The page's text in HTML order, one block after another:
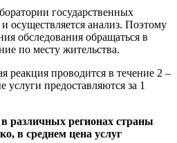
государственных
осуществляется анализ. Поэтому
обследования обращаться в
по месту жительства.
проводится в течение 2 –
услуги предоставляются за 1
различных регионах страны
в среднем цена услуг